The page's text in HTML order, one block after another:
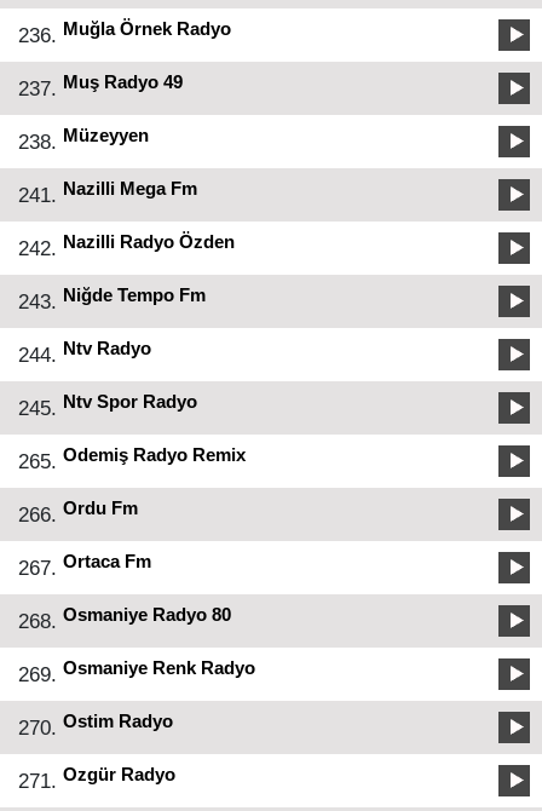
236. Muğla Örnek Radyo
237. Muş Radyo 49
238. Müzeyyen
241. Nazilli Mega Fm
242. Nazilli Radyo Özden
243. Niğde Tempo Fm
244. Ntv Radyo
245. Ntv Spor Radyo
265. Odemiş Radyo Remix
266. Ordu Fm
267. Ortaca Fm
268. Osmaniye Radyo 80
269. Osmaniye Renk Radyo
270. Ostim Radyo
271. Ozgür Radyo